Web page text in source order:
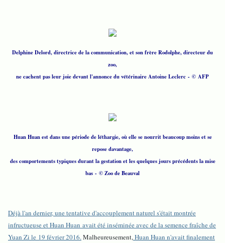
Delphine Delord, directrice de la communication, et son frère Rodolphe, directeur du
zoo,
ne cachent pas leur joie devant l'annonce du vétérinaire Antoine Leclerc - © AFP
Huan Huan est dans une période de léthargie, où elle se nourrit beaucoup moins et se
repose davantage,
des comportements typiques durant la gestation et les quelques jours précédents la mise
bas - © Zoo de Beauval
Déjà l'an dernier, une tentative d'accouplement naturel s'était montrée
infructueuse et Huan Huan avait été inséminée avec de la semence fraîche de
Yuan Zi le 19 février 2016.Malheureusement,Huan Huan n'avait finalement